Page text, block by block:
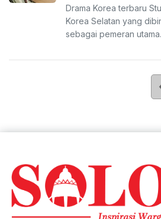
Drama Korea terbaru
Korea Selatan yang
sebagai pemeran